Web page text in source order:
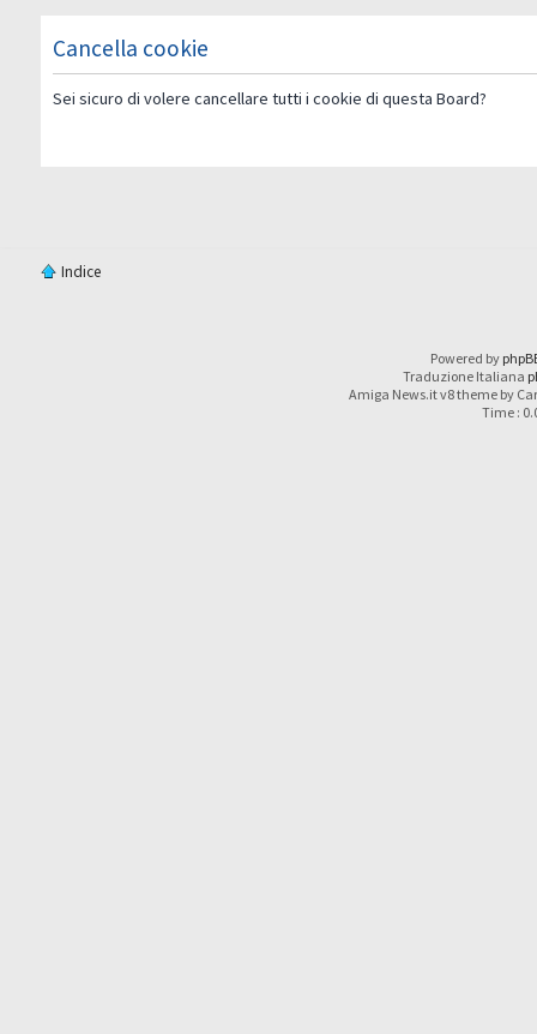
Cancella cookie
Sei sicuro di volere cancellare tutti i cookie di questa Board?
Indice
Powered by
Traduzione Italiana
Amiga News.it v8 theme by
Time :